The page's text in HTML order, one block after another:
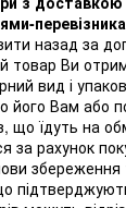
назад за
товар Ви
вид і
його Вам або
що їдуть на
за рахунок
збереження